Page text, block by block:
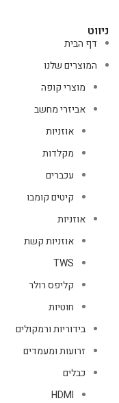
ניווט
דף הבית
המוצרים שלנו
מוצרי קופה
אביזרי מחשב
אוזניות
מקלדות
עכברים
קיטים קומבו
אוזניות
אוזניות קשת
TWS
קליפס רולר
חוטיות
בידוריות ורמקולים
זרועות ומעמדים
כבלים
HDMI